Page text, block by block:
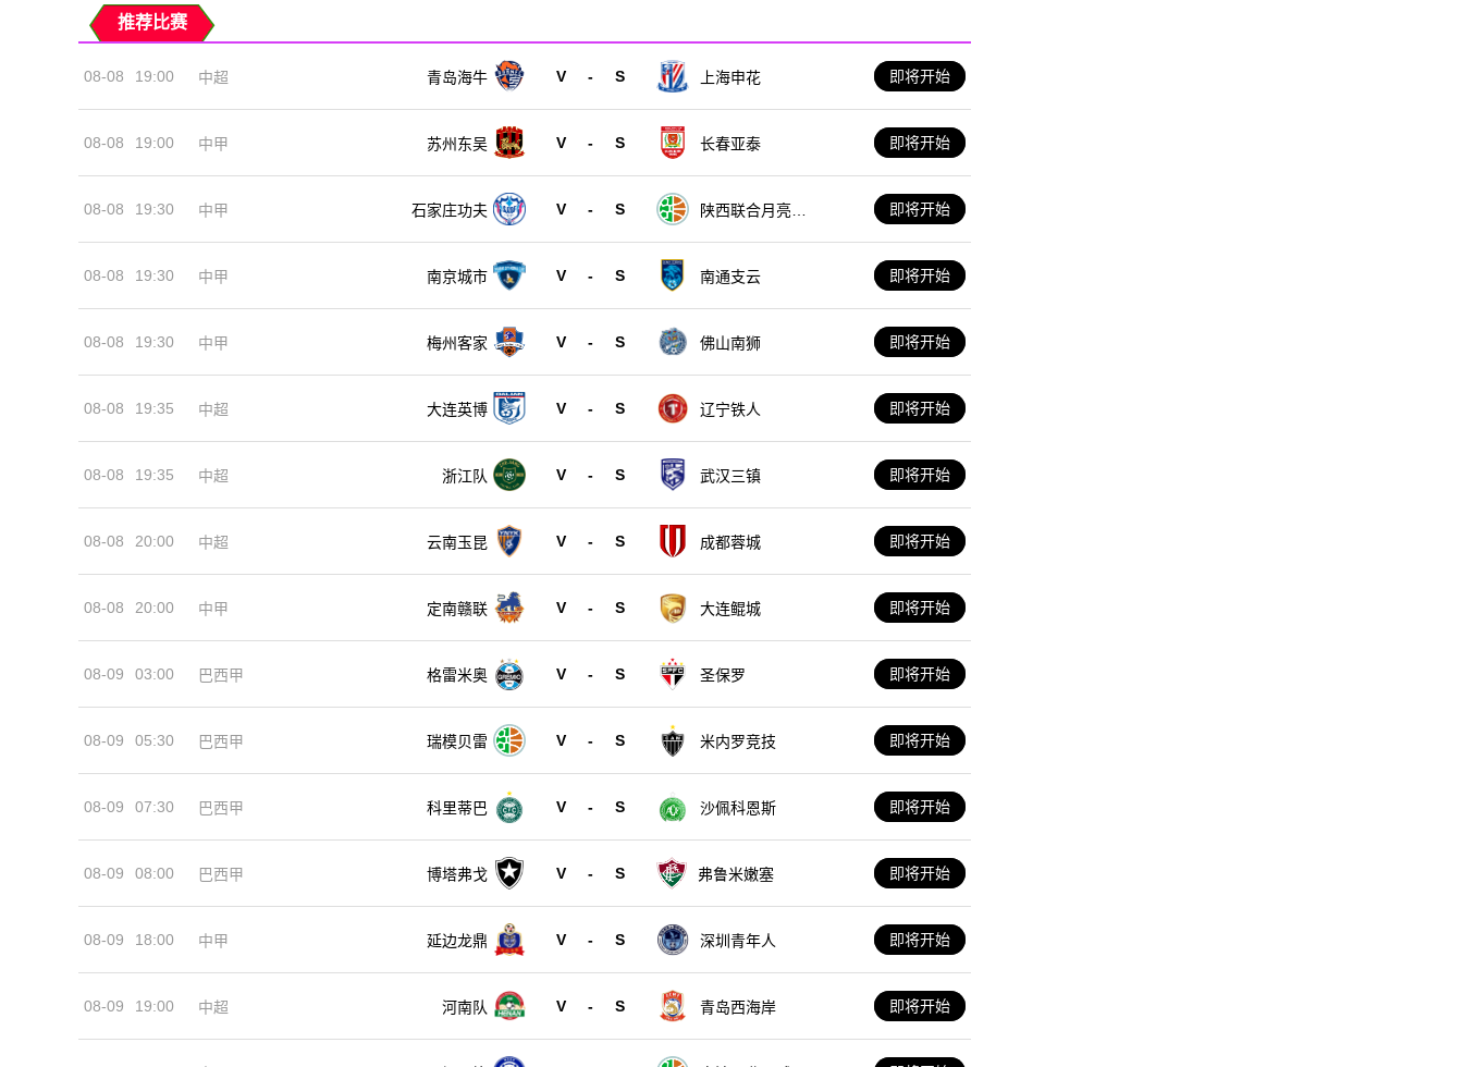
推荐比赛
08-08 19:00 中超 青岛海牛 V - S 上海申花 即将开始
08-08 19:00 中甲 苏州东吴 V - S 长春亚泰 即将开始
08-08 19:30 中甲 石家庄功夫 V - S
陕西联合月亮泊
即将开始
08-08 19:30 中甲 南京城市 V - S 南通支云 即将开始
08-08 19:30 中甲 梅州客家 V - S 佛山南狮 即将开始
08-08 19:35 中超 大连英博 V - S 辽宁铁人 即将开始
08-08 19:35 中超 浙江队 V - S 武汉三镇 即将开始
08-08 20:00 中超 云南玉昆 V - S 成都蓉城 即将开始
08-08 20:00 中甲 定南赣联 V - S 大连鲲城 即将开始
08-09 03:00 巴西甲 格雷米奥 V - S 圣保罗 即将开始
08-09 05:30 巴西甲 瑞模贝雷 V - S 米内罗竞技 即将开始
08-09 07:30 巴西甲 科里蒂巴 V - S 沙佩科恩斯 即将开始
08-09 08:00 巴西甲 博塔弗戈 V - S 弗鲁米嫩塞 即将开始
08-09 18:00 中甲 延边龙鼎 V - S 深圳青年人 即将开始
08-09 19:00 中超 河南队 V - S 青岛西海岸 即将开始